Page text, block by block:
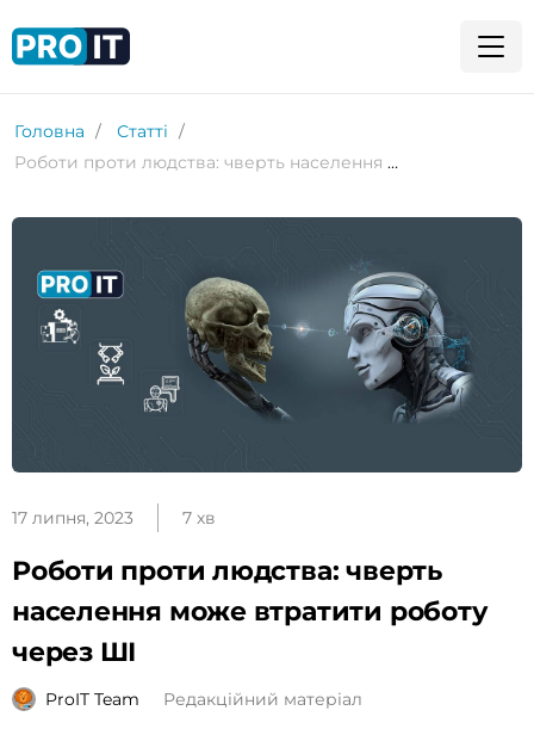
Головна
Статті
Роботи проти людства: чверть населення може втратити роботу через ШІ
17 липня, 2023 7 хв
Роботи проти людства: чверть
населення може втратити роботу
через ШІ
ProIT Team
Редакційний матеріал